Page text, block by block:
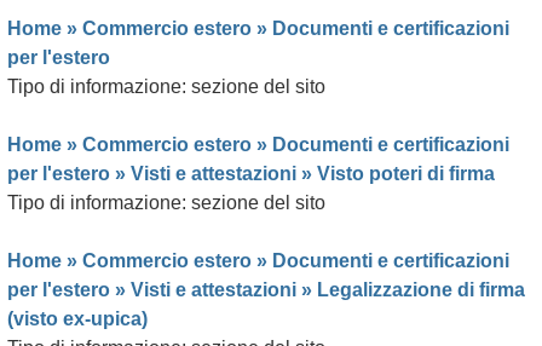
Home » Commercio estero » Documenti e certificazioni
per l'estero
Tipo di informazione: sezione del sito
Home » Commercio estero » Documenti e certificazioni
per l'estero » Visti e attestazioni » Visto poteri di firma
Tipo di informazione: sezione del sito
Home » Commercio estero » Documenti e certificazioni
per l'estero » Visti e attestazioni » Legalizzazione di firma
(visto ex-upica)